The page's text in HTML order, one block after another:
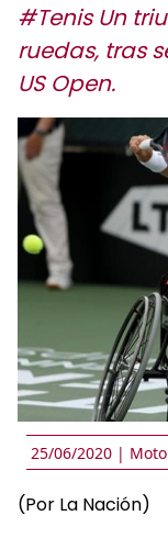
#Tenis Un
ruedas, tras
US Open.
25/06/2020 |
(Por La Nación)